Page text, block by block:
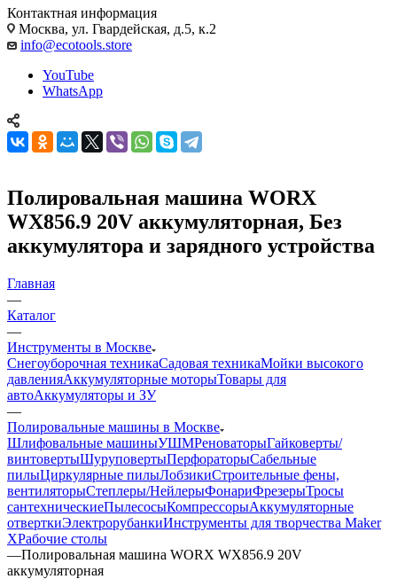
Контактная информация
Москва, ул. Гвардейская, д.5, к.2
info@ecotools.store
YouTube
WhatsApp
Полировальная машина WORX
WX856.9 20V аккумуляторная, Без
аккумулятора и зарядного устройства
Главная
—
Каталог
—
Инструменты в Москве
Снегоуборочная техникаСадовая техникаМойки высокого
давленияАккумуляторные моторыТовары для
автоАккумуляторы и ЗУ
—
Полировальные машины в Москве
Шлифовальные машиныУШМРеноваторыГайковерты/
винтовертыШуруповертыПерфораторыСабельные
пилыЦиркулярные пилыЛобзикиСтроительные фены,
вентиляторыСтеплеры/НейлерыФонариФрезерыТросы
сантехническиеПылесосыКомпрессорыАккумуляторные
отверткиЭлектрорубанкиИнструменты для творчества Maker
XРабочие столы
—Полировальная машина WORX WX856.9 20V
аккумуляторная